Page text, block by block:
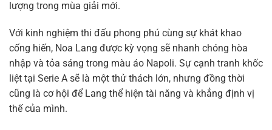
lượng trong mùa giải mới.
Với kinh nghiệm thi đấu phong phú cùng sự khát khao
cống hiến, Noa Lang được kỳ vọng sẽ nhanh chóng hòa
nhập và tỏa sáng trong màu áo Napoli. Sự cạnh tranh khốc
liệt tại Serie A sẽ là một thử thách lớn, nhưng đồng thời
cũng là cơ hội để Lang thể hiện tài năng và khẳng định vị
thế của mình.